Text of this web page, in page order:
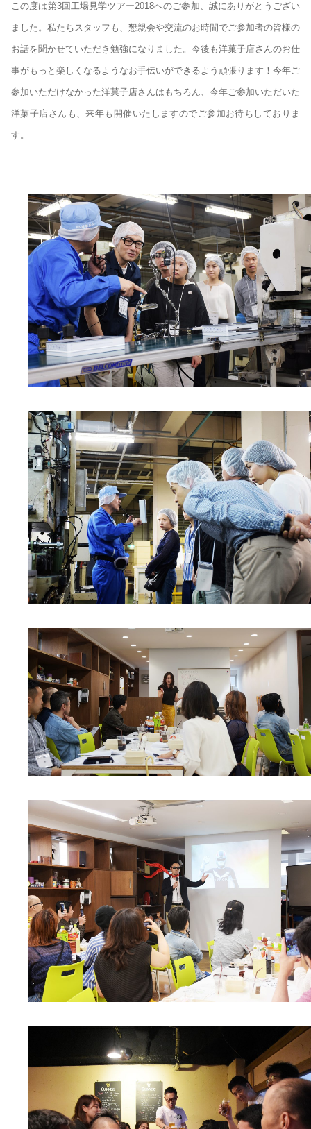
この度は第3回工場見学ツアー2018へのご参加、誠にありがとうござい
ました。私たちスタッフも、懇親会や交流のお時間でご参加者の皆様の
お話を聞かせていただき勉強になりました。今後も洋菓子店さんのお仕
事がもっと楽しくなるようなお手伝いができるよう頑張ります！今年ご
参加いただけなかった洋菓子店さんはもちろん、今年ご参加いただいた
洋菓子店さんも、来年も開催いたしますのでご参加お待ちしておりま
す。